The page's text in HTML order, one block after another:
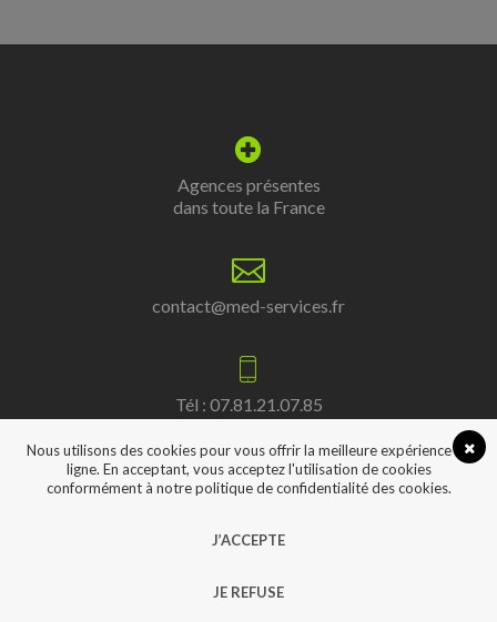
Agences présentes
dans toute la France
contact@med-services.fr
Tél : 07.81.21.07.85
Création :Pubyprint
Nous utilisons des cookies pour vous offrir la meilleure expérience en
ligne. En acceptant, vous acceptez l'utilisation de cookies
conformément à notre politique de confidentialité des cookies.
J’ACCEPTE
JE REFUSE